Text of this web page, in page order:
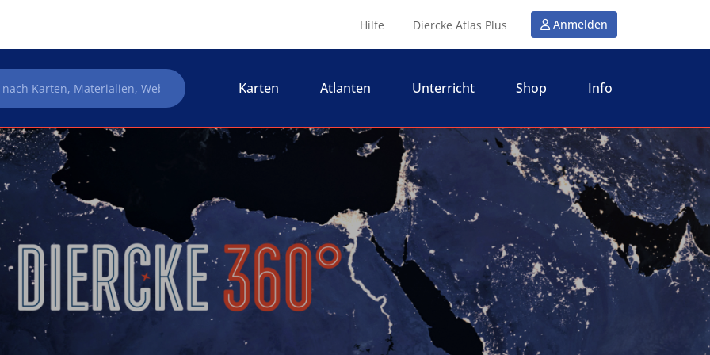
Hilfe Diercke Atlas Plus Anmelden
Karten Atlanten Unterricht Shop Info